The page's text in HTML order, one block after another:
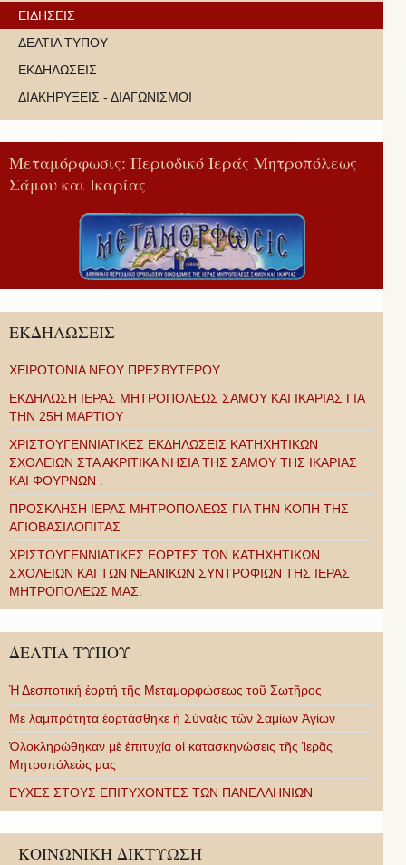
ΕΙΔΗΣΕΙΣ
ΔΕΛΤΙΑ ΤΥΠΟΥ
ΕΚΔΗΛΩΣΕΙΣ
ΔΙΑΚΗΡΥΞΕΙΣ - ΔΙΑΓΩΝΙΣΜΟΙ
Μεταμόρφωσις: Περιοδικό Ιεράς Μητροπόλεως
Σάμου και Ικαρίας
ΕΚΔΗΛΩΣΕΙΣ
ΧΕΙΡΟΤΟΝΙΑ ΝΕΟΥ ΠΡΕΣΒΥΤΕΡΟΥ
ΕΚΔΗΛΩΣΗ ΙΕΡΑΣ ΜΗΤΡΟΠΟΛΕΩΣ ΣΑΜΟΥ ΚΑΙ ΙΚΑΡΙΑΣ ΓΙΑ
ΤΗΝ 25Η ΜΑΡΤΙΟΥ
ΧΡΙΣΤΟΥΓΕΝΝΙΑΤΙΚΕΣ ΕΚΔΗΛΩΣΕΙΣ ΚΑΤΗΧΗΤΙΚΩΝ
ΣΧΟΛΕΙΩΝ ΣΤΑ ΑΚΡΙΤΙΚΑ ΝΗΣΙΑ ΤΗΣ ΣΑΜΟΥ ΤΗΣ ΙΚΑΡΙΑΣ
ΚΑΙ ΦΟΥΡΝΩΝ .
ΠΡΟΣΚΛΗΣΗ ΙΕΡΑΣ ΜΗΤΡΟΠΟΛΕΩΣ ΓΙΑ ΤΗΝ ΚΟΠΗ ΤΗΣ
ΑΓΙΟΒΑΣΙΛΟΠΙΤΑΣ
ΧΡΙΣΤΟΥΓΕΝΝΙΑΤΙΚΕΣ ΕΟΡΤΕΣ ΤΩΝ ΚΑΤΗΧΗΤΙΚΩΝ
ΣΧΟΛΕΙΩΝ ΚΑΙ ΤΩΝ ΝΕΑΝΙΚΩΝ ΣΥΝΤΡΟΦΙΩΝ ΤΗΣ ΙΕΡΑΣ
ΜΗΤΡΟΠΟΛΕΩΣ ΜΑΣ.
ΔΕΛΤΙΑ ΤΥΠΟΥ
Ἡ Δεσποτική ἑορτή τῆς Μεταμορφώσεως τοῦ Σωτῆρος
Με λαμπρότητα ἑορτάσθηκε ἡ Σύναξις τῶν Σαμίων Ἁγίων
Ὁλοκληρώθηκαν μὲ ἐπιτυχία οἱ κατασκηνώσεις τῆς Ἱερᾶς
Μητροπόλεώς μας
ΕΥΧΕΣ ΣΤΟΥΣ ΕΠΙΤΥΧΟΝΤΕΣ ΤΩΝ ΠΑΝΕΛΛΗΝΙΩΝ
ΚΟΙΝΩΝΙΚΗ ΔΙΚΤΥΩΣΗ